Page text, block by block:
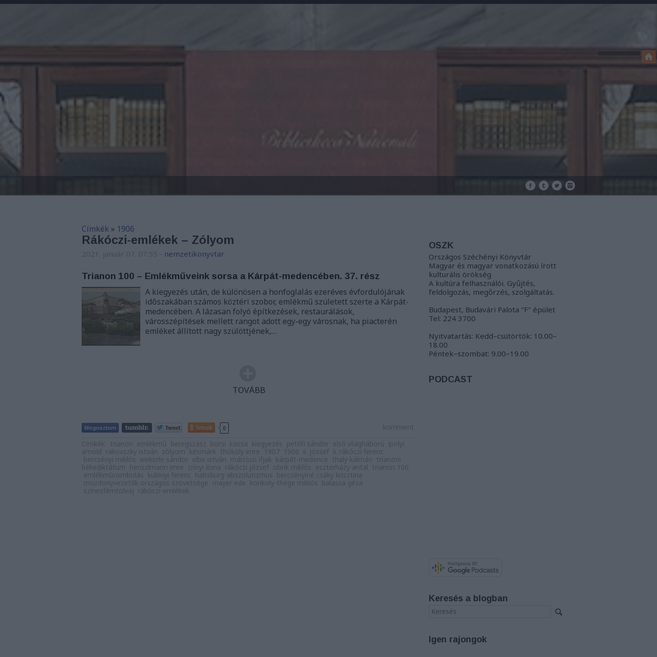
Címkék » 1906
Rákóczi-emlékek – Zólyom
nemzetikonyvtar
Trianon 100 – Emlékműveink sorsa a Kárpát-medencében. 37. rész
A kiegyezés után, de különösen a honfoglalás ezeréves évfordulójának
időszakában számos köztéri szobor, emlékmű született szerte a Kárpát-
medencében. A lázasan folyó építkezések, restaurálások,
városszépítések mellett rangot adott egy-egy városnak, ha piacterén
emléket állított nagy szülöttjének,…
TOVÁBB
Tetszik 0
OSZK
Országos Széchényi Könyvtár
Magyar és magyar vonatkozású írott
kulturális örökség
A kultúra felhasználói. Gyűjtés,
feldolgozás, megőrzés, szolgáltatás.
Budapest, Budavári Palota "F" épület
Tel: 224 3700
Nyitvatartás: Kedd–csütörtök: 10.00–
18.00
Péntek–szombat: 9.00–19.00
PODCAST
Keresés a blogban
Igen rajongok